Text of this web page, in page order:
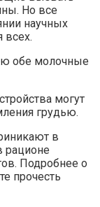
Но все
научных
всех.
обе молочные
могут
грудью.
в
рационе
Подробнее о
прочесть